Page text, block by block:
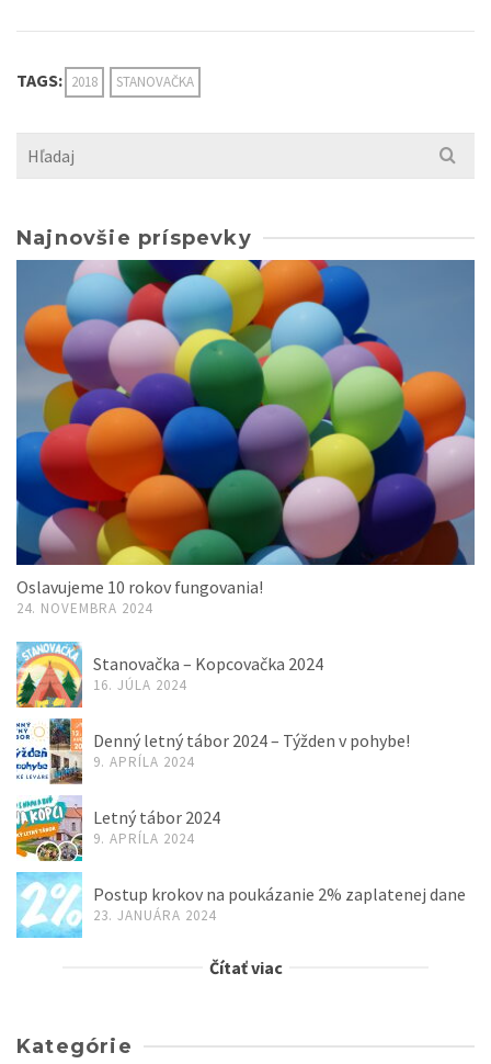
TAGS: 2018 STANOVAČKA
Search
Najnovšie príspevky
Oslavujeme 10 rokov fungovania!
24. NOVEMBRA 2024
Stanovačka – Kopcovačka 2024
16. JÚLA 2024
Denný letný tábor 2024 – Týžden v pohybe!
9. APRÍLA 2024
Letný tábor 2024
9. APRÍLA 2024
Postup krokov na poukázanie 2% zaplatenej dane
23. JANUÁRA 2024
Čítať viac
Kategórie